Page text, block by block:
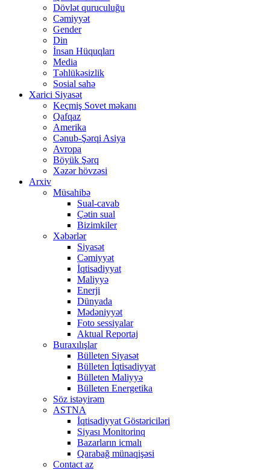
Dövlət quruculuğu
Cəmiyyət
Gender
Din
İnsan Hüquqları
Media
Təhlükəsizlik
Sosial sahə
Xarici Siyasət
Keçmiş Sovet məkanı
Qafqaz
Amerika
Cənub-Şərqi Asiya
Avropa
Böyük Şərq
Xəzər hövzəsi
Arxiv
Müsahibə
Sual-cavab
Çətin sual
Bizimkiler
Xəbərlər
Siyasət
Cəmiyyət
İqtisadiyyat
Maliyyə
Enerji
Dünyada
Mədəniyyət
Foto sessiyalar
Aktual Reportaj
Buraxılışlar
Bülleten Siyasət
Bülleten İqtisadiyyat
Bülleten Maliyyə
Bülleten Energetika
Söz istəyirəm
ASTNA
İqtisadiyyat Göstəriciləri
Siyası Monitorinq
Bazarların icmalı
Qarabağ münaqişəsi
Contact az